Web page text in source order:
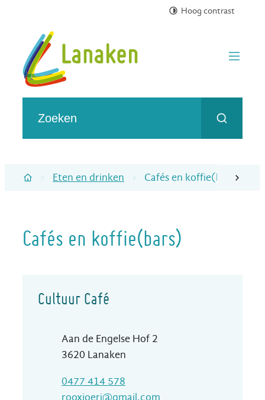
Hoog contrast
Toerisme gemeente Lanaken
Zoeken
menu
scroll
Startpagina
Eten en drinken Cafés en koffie(bars)
Cafés en koffie(bars)
Cultuur Café
AdresAan de Engelse Hof 2
,3620 Lanaken
0477 414 578
E-mailrooxjoeri@gmail.com